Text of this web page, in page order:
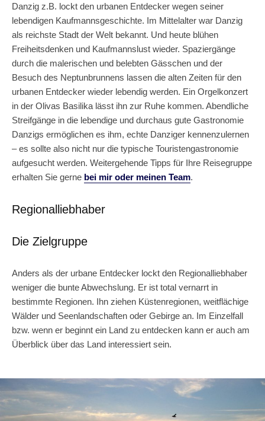
Danzig z.B. lockt den urbanen Entdecker wegen seiner
lebendigen Kaufmannsgeschichte. Im Mittelalter war Danzig
als reichste Stadt der Welt bekannt. Und heute blühen
Freiheitsdenken und Kaufmannslust wieder. Spaziergänge
durch die malerischen und belebten Gässchen und der
Besuch des Neptunbrunnens lassen die alten Zeiten für den
urbanen Entdecker wieder lebendig werden. Ein Orgelkonzert
in der Olivas Basilika lässt ihn zur Ruhe kommen. Abendliche
Streifgänge in die lebendige und durchaus gute Gastronomie
Danzigs ermöglichen es ihm, echte Danziger kennenzulernen
– es sollte also nicht nur die typische Touristengastronomie
aufgesucht werden. Weitergehende Tipps für Ihre Reisegruppe
erhalten Sie gerne bei mir oder meinen Team.
Regionalliebhaber
Die Zielgruppe
Anders als der urbane Entdecker lockt den Regionalliebhaber
weniger die bunte Abwechslung. Er ist total vernarrt in
bestimmte Regionen. Ihn ziehen Küstenregionen, weitflächige
Wälder und Seenlandschaften oder Gebirge an. Im Einzelfall
bzw. wenn er beginnt ein Land zu entdecken kann er auch am
Überblick über das Land interessiert sein.